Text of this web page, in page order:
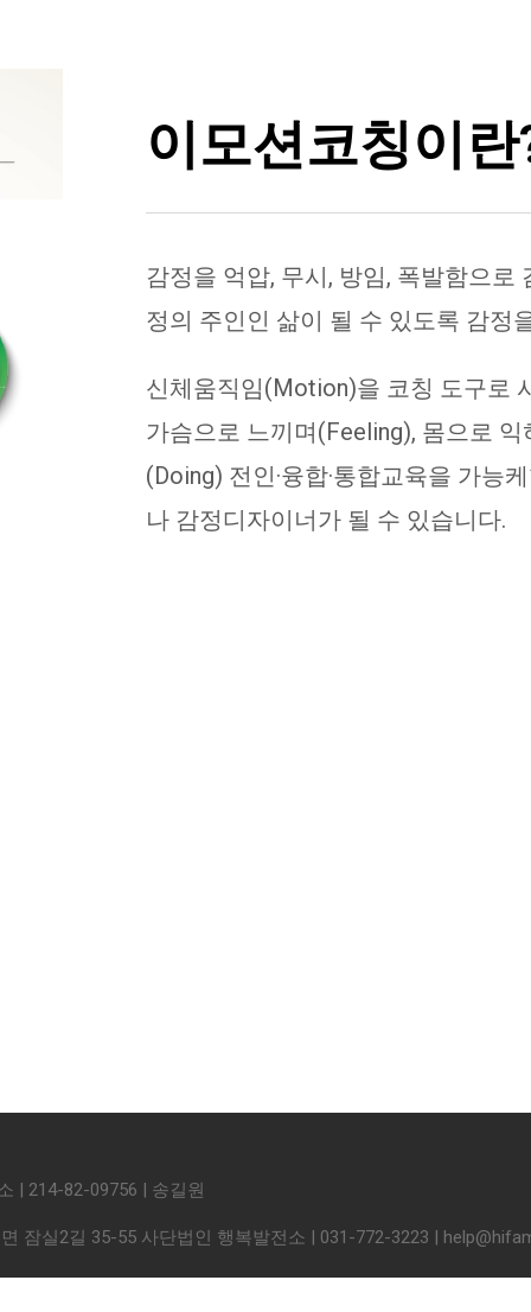
이모션코칭이란
감정을 억압, 무시, 방임, 폭발함으
정의 주인인 삶이 될 수 있도록 감정
신체움직임(Motion)을 코칭 도구로
가슴으로 느끼며(Feeling), 몸으로
(Doing) 전인·융합·통합교육을 가능
나 감정디자이너가 될 수 있습니다.
| 214-82-09756 | 송길원
잠실2길 35-55 사단법인 행복발전소 | 031-772-3223 |